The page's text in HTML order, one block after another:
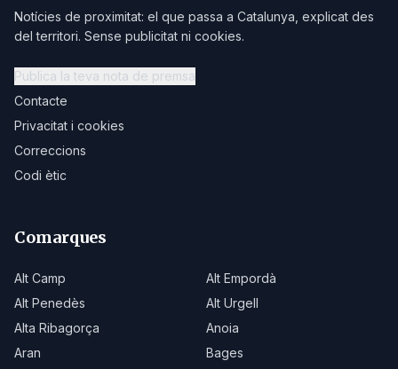
Notícies de proximitat: el que passa a Catalunya, explicat des
del territori. Sense publicitat ni cookies.
Publica la teva nota de premsa
Contacte
Privacitat i cookies
Correccions
Codi ètic
Comarques
Alt Camp
Alt Empordà
Alt Penedès
Alt Urgell
Alta Ribagorça
Anoia
Aran
Bages